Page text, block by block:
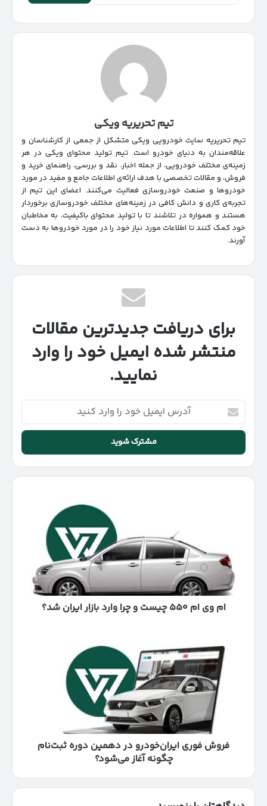
تیم تحریریه ویکی
تیم تحریریه سایت خودرویی ویکی متشکل از جمعی از کارشناسان و
علاقه‌مندان به دنیای خودرو است. تیم تولید محتوای ویکی در هر
زمینه‌‌ی مختلف خودرویی، از جمله اخبار، نقد و بررسی، راهنمای خرید و
فروش، و مقالات تخصصی با هدف ارائه‌ی اطلاعات جامع و مفید در مورد
خودروها و صنعت خودروسازی فعالیت می‌کنند. اعضای این تیم از
تجربه‌ی کاری و دانش کافی در زمینه‌های مختلف خودروسازی برخوردار
هستند و همواره در تلاشند تا با تولید محتوای باکیفیت، به مخاطبان
خود کمک کنند تا اطلاعات مورد نیاز خود را در مورد خودروها به دست
آورند.
برای دریافت جدیدترین مقالات
منتشر شده ایمیل خود را وارد
نمایید.
آدرس
ایمیل
خود
وارد
کنید
وارد
ام وی ام ۵۵۰ چیست و چرا وارد بازار ایران شد؟
ایران‌خودرو
می‌شود؟
فروش فوری ایران‌خودرو در دهمین دوره ثبت‌نام
چگونه آغاز می‌شود؟